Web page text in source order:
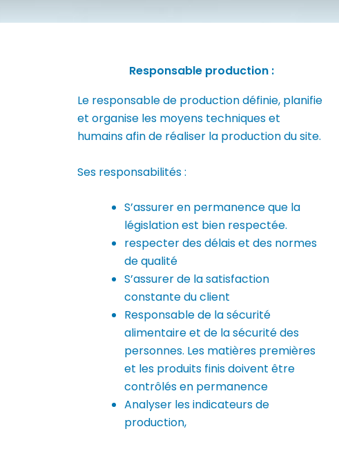
Responsable production :
Le responsable de production définie, planifie
et organise les moyens techniques et
humains afin de réaliser la production du site.
Ses responsabilités :
S’assurer en permanence que la
législation est bien respectée.
respecter des délais et des normes
de qualité
S’assurer de la satisfaction
constante du client
Responsable de la sécurité
alimentaire et de la sécurité des
personnes. Les matières premières
et les produits finis doivent être
contrôlés en permanence
Analyser les indicateurs de
production,